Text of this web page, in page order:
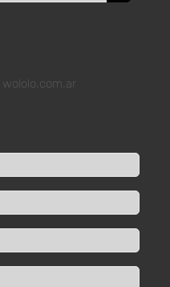
wololo.com.ar